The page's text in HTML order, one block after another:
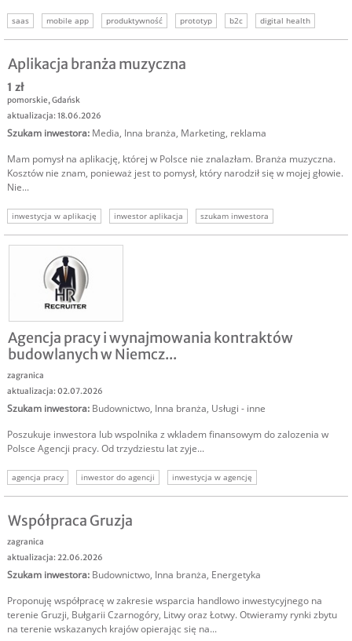
saas mobile app produktywność prototyp b2c
digital health
szukam inwestora
Aplikacja branża muzyczna
1 zł
pomorskie,Gdańsk
aktualizacja: 18.06.2026
Szukam inwestora: Media, Inna branża, Marketing, reklama
Mam pomysł na aplikację, której w Polsce nie znalazłam. Branża muzyczna.
Kosztów nie znam, ponieważ jest to pomysł, który narodził się w mojej głowie.
Nie...
inwestycja w aplikację inwestor aplikacja szukam inwestora
Agencja pracy i wynajmowania kontraktów
budowlanych w Niemcz...
zagranica
aktualizacja: 02.07.2026
Szukam inwestora: Budownictwo, Inna branża, Usługi - inne
Poszukuje inwestora lub wspolnika z wkladem finansowym do zalozenia w
Polsce Agencji pracy. Od trzydziestu lat zyje...
agencja pracy inwestor do agencji
inwestycja w agencję
sprzedam agencję pracy
Współpraca Gruzja
zagranica
aktualizacja: 22.06.2026
Szukam inwestora: Budownictwo, Inna branża, Energetyka
Proponuję współpracę w zakresie wsparcia handlowo inwestycyjnego na
terenie Gruzji, Bułgarii Czarnogóry, Litwy oraz Łotwy. Otwieramy rynki zbytu
na terenie wskazanych krajów opierając się na...